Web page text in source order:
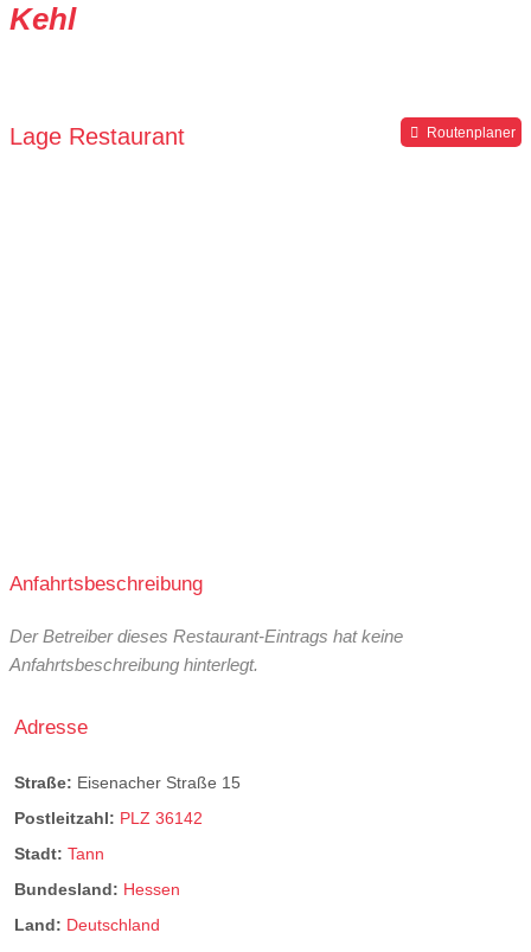
Kehl
Lage Restaurant Routenplaner
Anfahrtsbeschreibung
Der Betreiber dieses Restaurant-Eintrags hat keine
Anfahrtsbeschreibung hinterlegt.
Adresse
Straße: Eisenacher Straße 15
Postleitzahl: PLZ 36142
Stadt: Tann
Bundesland: Hessen
Land: Deutschland